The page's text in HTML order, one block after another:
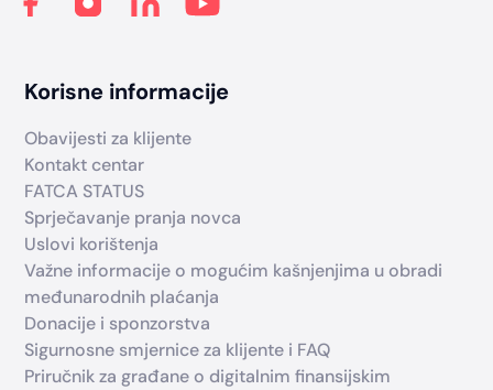
Korisne informacije
Obavijesti za klijente
Kontakt centar
FATCA STATUS
Sprječavanje pranja novca
Uslovi korištenja
Važne informacije o mogućim kašnjenjima u obradi
međunarodnih plaćanja
Donacije i sponzorstva
Sigurnosne smjernice za klijente i FAQ
Priručnik za građane o digitalnim finansijskim